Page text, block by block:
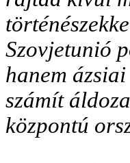
Szovjetunió
hanem
számít
központú